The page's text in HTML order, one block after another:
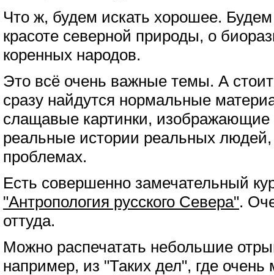
Что ж, будем искать хорошее.
красоте северной природы, о
коренных народов.
Это всё очень важные темы. А стоит
сразу найдутся нормальные
слащавые картинки,
реальные истории реальных людей,
проблемах.
Есть совершенно замечательный
"Антропология русского Севера".
оттуда.
Можно распечатать небольшие
например, из "Таких дел", где очень